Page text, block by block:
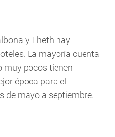
y Theth hay
La mayoría cuenta
muy pocos tienen
época para el
de mayo a septiembre.